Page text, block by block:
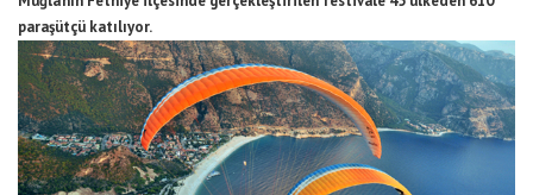
paraşütçü katılıyor.